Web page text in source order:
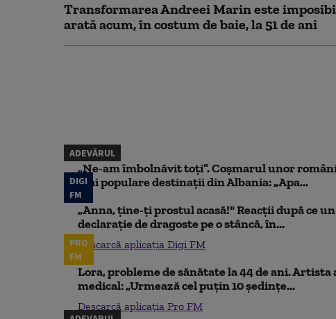
Transformarea Andreei Marin este
arată acum, în costum de baie, la 51 de ani
ADEVĂRUL
„Ne-am îmbolnăvit toți”. Coșmarul unor
mai populare destinații din Albania: „Apa...
DIGI
FM
„Anna, ţine-ţi prostul acasă!" Reacţii după ce
declaraţie de dragoste pe o stâncă, în...
Descarcă aplicația Digi FM
PRO
FM
Lora, probleme de sănătate la 44 de ani.
medical: „Urmează cel puțin 10 ședințe...
Descarcă aplicația Pro FM